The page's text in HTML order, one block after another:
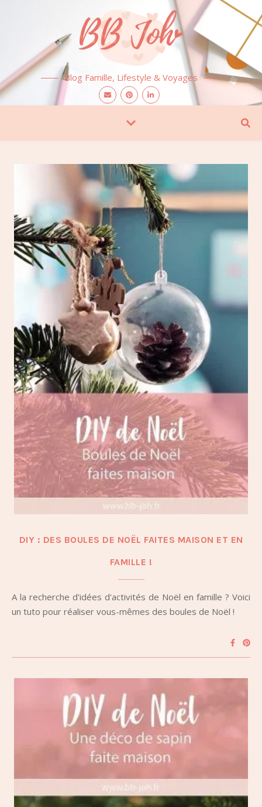
Blog Famille, Lifestyle & Voyages
DIY : DES BOULES DE NOËL FAITES MAISON ET EN
FAMILLE !
A la recherche d'idées d'activités de Noël en famille ? Voici
un tuto pour réaliser vous-mêmes des boules de Noël !